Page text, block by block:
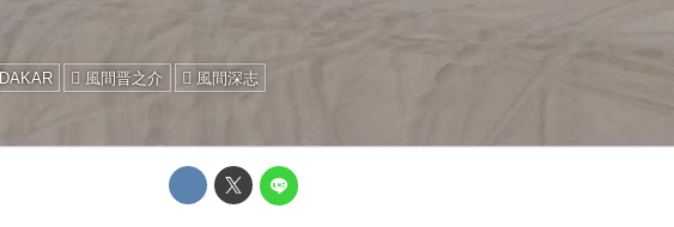
DAKAR 風間晋之介
風間深志